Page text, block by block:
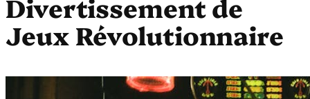
Jeux Révolutionnaire